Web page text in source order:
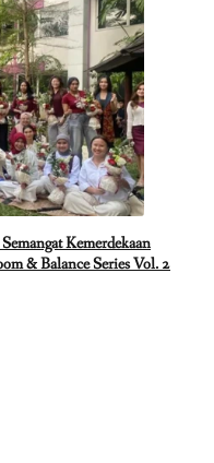
Kemerdekaan
& Balance Series Vol. 2